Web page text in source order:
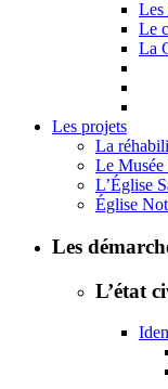
Les
Le
La
Les projets
La
Le
L’Église
Église
Les
L’état